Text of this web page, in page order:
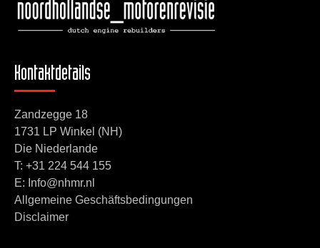
Kontaktdetails
Zandzegge 18
1731 LP Winkel (NH)
Die Niederlande
T: +31 224 544 155
E: Info@nhmr.nl
Allgemeine Geschäftsbedingungen
Disclaimer